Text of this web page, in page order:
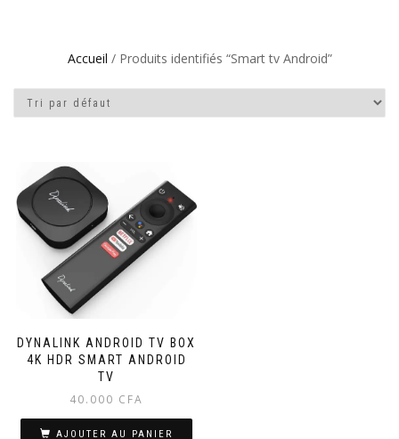
Accueil / Produits identifiés “Smart tv Android”
DYNALINK ANDROID TV BOX
4K HDR SMART ANDROID
TV
40.000 CFA
AJOUTER AU PANIER